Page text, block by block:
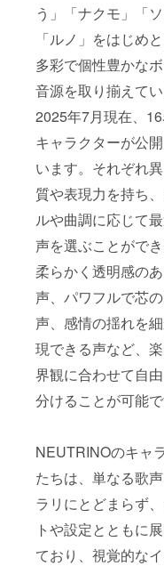
う」「ナクモ」「ソ
「ルノ」をはじめと
多彩で個性豊かな
音源を取り揃えてい
2025年7月現在、
キャラクターが公
います。それぞれ
質や表現力を持ち
ルや曲調に応じて
声を選ぶことができ
柔らかく透明感の
声、パワフルで芯
声、感情の揺れを
現できる声など、
界観に合わせて自
分けることが可能で
NEUTRINOのキャ
たちは、単なる歌
ラリにとどまらず
トや設定とともに
ており、視覚的な